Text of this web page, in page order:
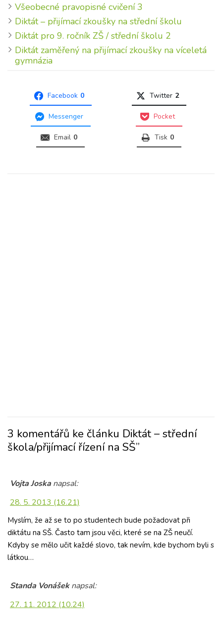
Všeobecné pravopisné cvičení 3
Diktát – přijímací zkoušky na střední školu
Diktát pro 9. ročník ZŠ / střední školu 2
Diktát zaměřený na přijímací zkoušky na víceletá
gymnázia
Facebook 0 Twitter 2
Messenger Pocket
Email 0 Tisk 0
3 komentářů ke článku Diktát – střední
škola/přijímací řízení na SŠ”
Vojta Joska napsal:
28. 5. 2013 (16.21)
Myslím, že až se to po studentech bude požadovat při
diktátu na SŠ. Často tam jsou věci, které se na ZŠ neučí.
Kdyby se mělo učit každé slovo, tak nevím, kde bychom byli s
látkou…
Standa Vonášek napsal:
27. 11. 2012 (10.24)